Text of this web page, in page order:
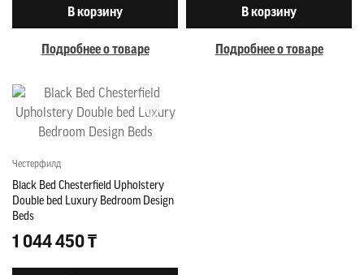
В корзину
Подробнее о товаре
В корзину
Подробнее о товаре
Честерфилд
Black Bed Chesterfield Upholstery
Double bed Luxury Bedroom Design
Beds
1 044 450 ₸